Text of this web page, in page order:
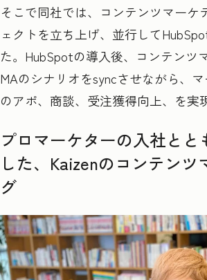
そこで同社では、コンテンツマーケ
ェクトを立ち上げ、並行して
た。HubSpotの導入後、コンテンツ
MAのシナリオをsyncさせながら、
のアポ、商談、受注獲得向上、を実
プロマーケターの入社とと
した、Kaizenのコンテンツ
グ